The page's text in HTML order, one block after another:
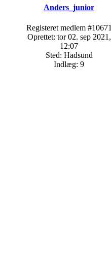
Anders_junior
Registeret medlem #10671
Oprettet: tor 02. sep 2021,
12:07
Sted: Hadsund
Indlæg: 9